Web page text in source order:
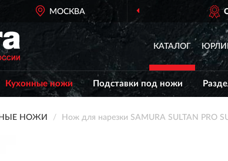
МОСКВА
КАТАЛОГ
Кухонные ножи Подставки под ножи
НОЖИ Нож для нарезки SAMURA SULTAN PRO